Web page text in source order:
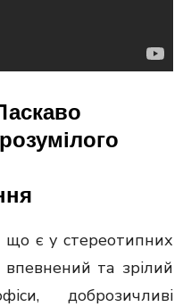
є у стереотипних
та зрілий
доброзичливі